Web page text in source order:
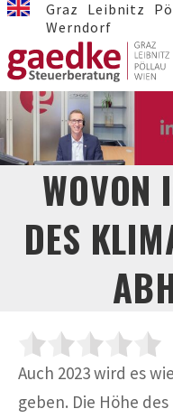
Graz Leibnitz
Werndorf
WOVON
DES
Auch 2023 wird es
geben. Die Höhe